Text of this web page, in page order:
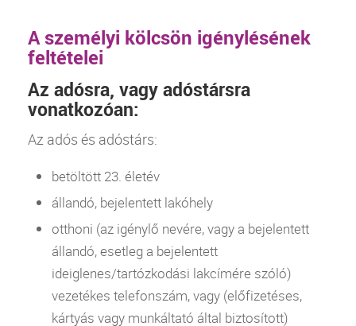
A személyi kölcsön igénylésének
feltételei
Az adósra, vagy adóstársra
vonatkozóan:
Az adós és adóstárs:
betöltött 23. életév
állandó, bejelentett lakóhely
otthoni (az igénylő nevére, vagy a bejelentett
állandó, esetleg a bejelentett
ideiglenes/tartózkodási lakcímére szóló)
vezetékes telefonszám, vagy (előfizetéses,
kártyás vagy munkáltató által biztosított)